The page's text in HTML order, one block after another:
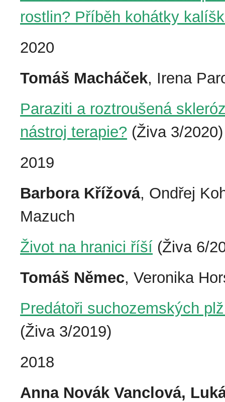
rostlin? Příběh kohátky
2020
Tomáš Macháček, Irena
Paraziti a roztroušená
nástroj terapie? (Živa 3/2020)
2019
Barbora Křížová, Ondřej
Mazuch
Život na hranici říší (Živa 6/
Tomáš Němec, Veronika
Predátoři suchozemských
(Živa 3/2019)
2018
Anna Novák Vanclová,